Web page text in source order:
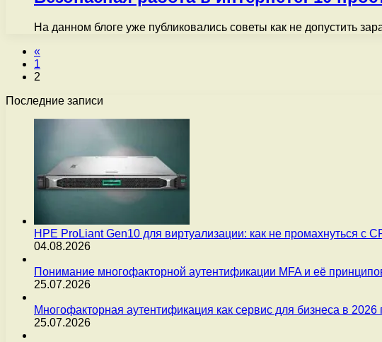
На данном блоге уже публиковались советы как не допустить
«
1
2
Последние записи
HPE ProLiant Gen10 для виртуализации: как не промахнуться с
04.08.2026
Понимание многофакторной аутентификации MFA и её
25.07.2026
Многофакторная аутентификация как сервис для бизнеса в 2026
25.07.2026